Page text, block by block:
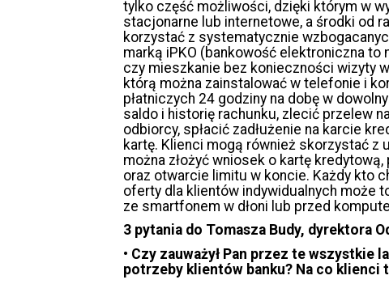
tylko część możliwości, dzięki którym w
stacjonarne lub internetowe, a środki od
korzystać z systematycznie
marką iPKO (bankowość elektroniczna to
czy mieszkanie bez konieczności wizyty
którą można zainstalować w telefonie i
płatniczych 24 godziny na dobę w
saldo i historię rachunku, zlecić przelew
odbiorcy, spłacić zadłużenie na karcie
kartę. Klienci mogą również skorzystać z
można złożyć wniosek o kartę
oraz otwarcie limitu w koncie. Każdy kto
oferty dla klientów indywidualnych może
ze smartfonem w dłoni lub przed
3 pytania do Tomasza Budy, dyrektora
• Czy zauważył Pan przez te wszystkie
potrzeby klientów banku? Na co klienci